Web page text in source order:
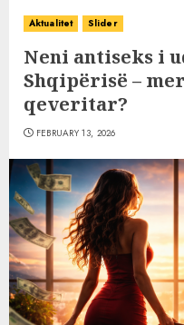
Aktualitet Slider
Neni antiseks i
Shqipërisë –
qeveritar?
FEBRUARY 13, 2026